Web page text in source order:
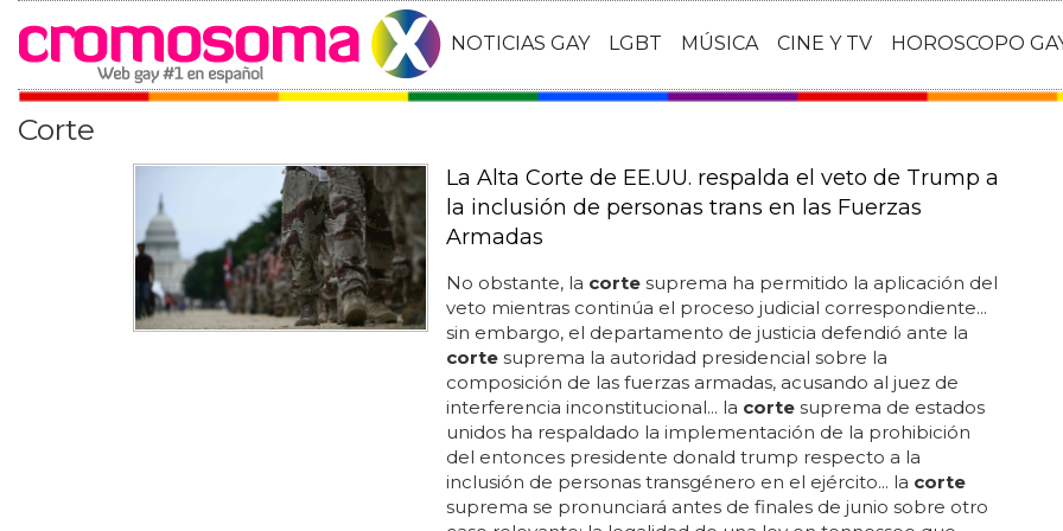
NOTICIAS GAY LGBT MÚSICA CINE Y TV HOROSCOPO
Corte
La Alta Corte de EE.UU. respalda el veto de Trump a
la inclusión de personas trans en las Fuerzas
Armadas
No obstante, la cortesuprema ha permitido la aplicación del
veto mientras continúa el proceso judicial correspondiente...
sin embargo, el departamento de justicia defendió ante la
cortesuprema la autoridad presidencial sobre la
composición de las fuerzas armadas, acusando al juez de
interferencia inconstitucional... la cortesuprema de estados
unidos ha respaldado la implementación de la prohibición
del entonces presidente donald trump respecto a la
inclusión de personas transgénero en el ejército... la corte
suprema se pronunciará antes de finales de junio sobre otro